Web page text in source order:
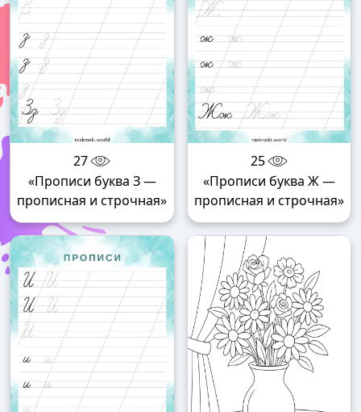
27
«Прописи буква З —
прописная и строчная»
25
«Прописи буква Ж —
прописная и строчная»